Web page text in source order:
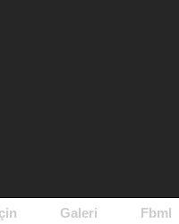
Galeri Fbml